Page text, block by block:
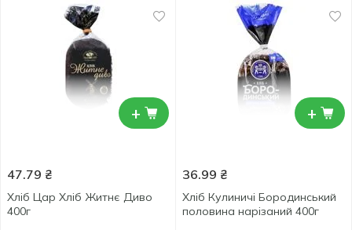
+
47.79 ₴
Хліб Цар Хліб Житнє Диво
400г
+
36.99 ₴
Хліб Кулиничі Бородинський
половина нарізаний 400г